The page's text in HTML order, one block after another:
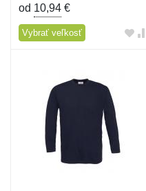
od 10,94 €
Vybrať veľkosť